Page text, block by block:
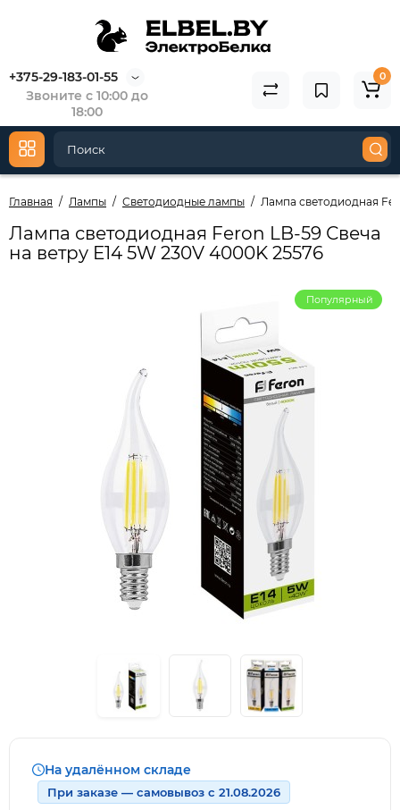
+375-29-183-01-55
Звоните с 10:00 до
18:00
0
Главная Лампы Светодиодные лампы Лампа светодиодная
Лампа светодиодная Feron LB-59 Свеча
на ветру E14 5W 230V 4000K 25576
Популярный
На удалённом складе
При заказе — самовывоз с 21.08.2026